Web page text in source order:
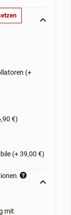
(+
€)
(+ 39,00 €)
mit